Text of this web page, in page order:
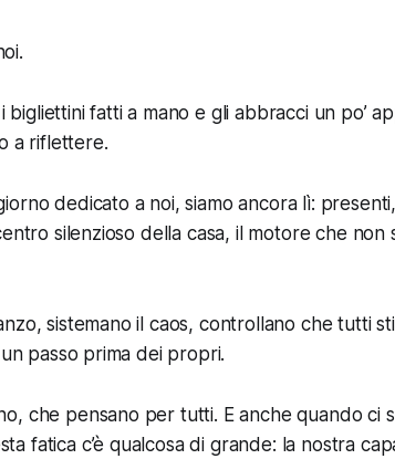
fatti a mano e gli abbracci un po’
a riflettere.
dedicato a noi, siamo ancora lì:
silenzioso della casa, il motore che non
sistemano il caos, controllano che tutti
passo prima dei propri.
che pensano per tutti. E anche quando ci
fatica c’è qualcosa di grande: la nostra